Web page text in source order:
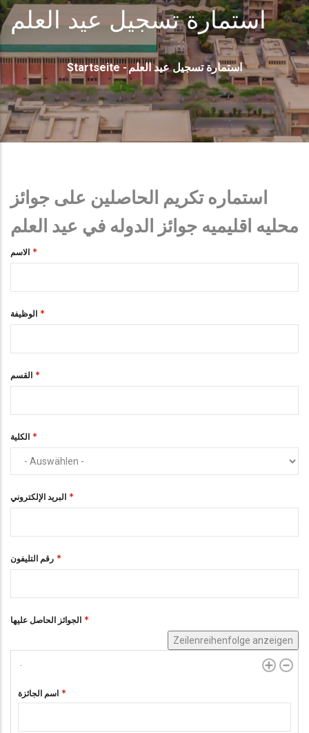
استمارة تسجيل عيد العلم
Pfadnavigation
Startseite -استمارة تسجيل عيد العلم
استماره تكريم الحاصلين على جوائز
محليه اقليميه جوائز الدوله في عيد العلم
الاسم
الوظيفة
القسم
الكلية
البريد الإلكتروني
رقم التليفون
الجوائز الحاصل عليها
Zeilenreihenfolge anzeigen
اسم الجائزة